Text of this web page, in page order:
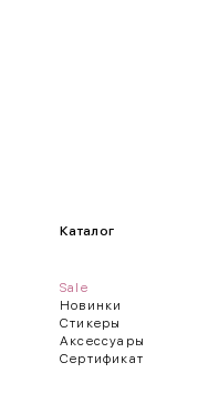
Каталог
Sale
Новинки
Стикеры
Аксессуары
Сертификат